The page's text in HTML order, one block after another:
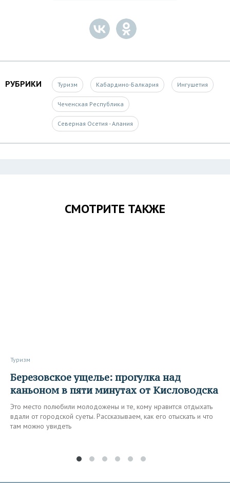
РУБРИКИ Туризм Кабардино-Балкария Ингушетия
Чеченская Республика
Северная Осетия - Алания
СМОТРИТЕ ТАКЖЕ
Туризм
Березовское ущелье: прогулка над
каньоном в пяти минутах от Кисловодска
Это место полюбили молодожены и те, кому нравится отдыхать
вдали от городской суеты. Рассказываем, как его отыскать и что
там можно увидеть